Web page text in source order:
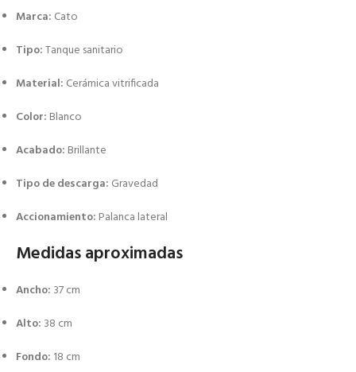
Marca: Cato
Tipo:Tanque sanitario
Material: Cerámica vitrificada
Color: Blanco
Acabado: Brillante
Tipo de descarga: Gravedad
Accionamiento: Palanca lateral
Medidas aproximadas
Ancho: 37 cm
Alto: 38 cm
Fondo: 18 cm